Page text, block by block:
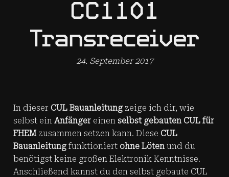
CC1101
Transreceiver
24. September 2017
In dieser CUL Bauanleitungzeige ich dir, wie
selbst ein Anfängereinen selbst gebauten CUL für
FHEMzusammen setzen kann. Diese CUL
Bauanleitungfunktioniert ohne Lötenund du
benötigst keine großen Elektronik Kenntnisse.
Anschließend kannst du den selbst gebaute CUL